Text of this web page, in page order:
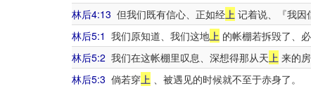
林后4:13 但我们既有信心、正如经上 记着说、『我因
林后5:1 我们原知道、我们这地上 的帐棚若拆毁了、
林后5:2 我们在这帐棚里叹息、深想得那从天上 来的
林后5:3 倘若穿上 、被遇见的时候就不至于赤身了。